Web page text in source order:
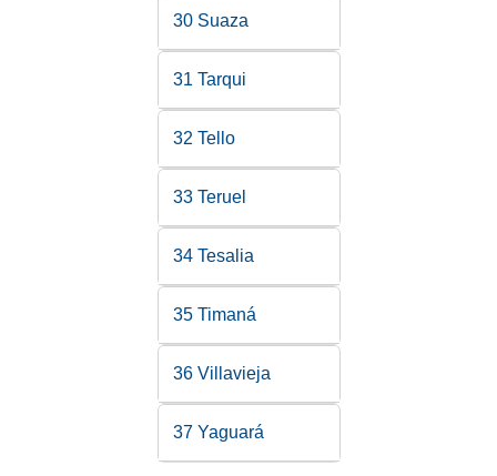
30 Suaza
31 Tarqui
32 Tello
33 Teruel
34 Tesalia
35 Timaná
36 Villavieja
37 Yaguará